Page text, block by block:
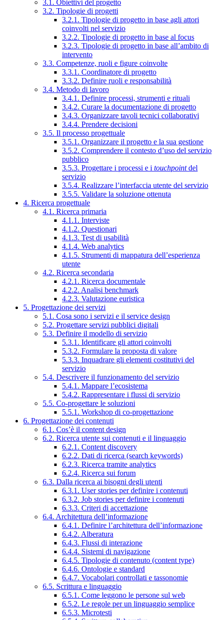
3.1. Obiettivi del progetto
3.2. Tipologie di progetti
3.2.1. Tipologie di progetto in base agli attori
coinvolti nel servizio
3.2.2. Tipologie di progetto in base al focus
3.2.3. Tipologie di progetto in base all’ambito di
intervento
3.3. Competenze, ruoli e figure coinvolte
3.3.1. Coordinatore di progetto
3.3.2. Definire ruoli e responsabilità
3.4. Metodo di lavoro
3.4.1. Definire processi, strumenti e rituali
3.4.2. Curare la documentazione di progetto
3.4.3. Organizzare tavoli tecnici collaborativi
3.4.4. Prendere decisioni
3.5. Il processo progettuale
3.5.1. Organizzare il progetto e la sua gestione
3.5.2. Comprendere il contesto d’uso del servizio
pubblico
3.5.3. Progettare i processi e i touchpointdel
servizio
3.5.4. Realizzare l’interfaccia utente del servizio
3.5.5. Validare la soluzione ottenuta
4. Ricerca progettuale
4.1. Ricerca primaria
4.1.1. Interviste
4.1.2. Questionari
4.1.3. Test di usabilità
4.1.4. Web analytics
4.1.5. Strumenti di mappatura dell’esperienza
utente
4.2. Ricerca secondaria
4.2.1. Ricerca documentale
4.2.2. Analisi benchmark
4.2.3. Valutazione euristica
5. Progettazione dei servizi
5.1. Cosa sono i servizi e il service design
5.2. Progettare servizi pubblici digitali
5.3. Definire il modello di servizio
5.3.1. Identificare gli attori coinvolti
5.3.2. Formulare la proposta di valore
5.3.3. Inquadrare gli elementi costitutivi del
servizio
5.4. Descrivere il funzionamento del servizio
5.4.1. Mappare l’ecosistema
5.4.2. Rappresentare i flussi di servizio
5.5. Co-progettare le soluzioni
5.5.1. Workshop di co-progettazione
6. Progettazione dei contenuti
6.1. Cos’è il content design
6.2. Ricerca utente sui contenuti e il linguaggio
6.2.1. Content discovery
6.2.2. Dati di ricerca (search keywords)
6.2.3. Ricerca tramite analytics
6.2.4. Ricerca sui forum
6.3. Dalla ricerca ai bisogni degli utenti
6.3.1. User stories per definire i contenuti
6.3.2. Job stories per definire i contenuti
6.3.3. Criteri di accettazione
6.4. Architettura dell’informazione
6.4.1. Definire l’architettura dell’informazione
6.4.2. Alberatura
6.4.3. Flussi di interazione
6.4.4. Sistemi di navigazione
6.4.5. Tipologie di contenuto (content type)
6.4.6. Ontologie e standard
6.4.7. Vocabolari controllati e tassonomie
6.5. Scrittura e linguaggio
6.5.1. Come leggono le persone sul web
6.5.2. Le regole per un linguaggio semplice
6.5.3. Microtesti